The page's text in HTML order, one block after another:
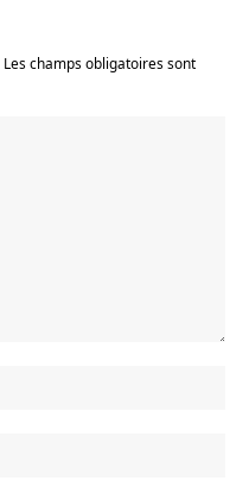
Les champs obligatoires sont